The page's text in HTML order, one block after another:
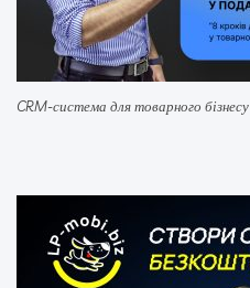
CRM-система для товарного бізнесу